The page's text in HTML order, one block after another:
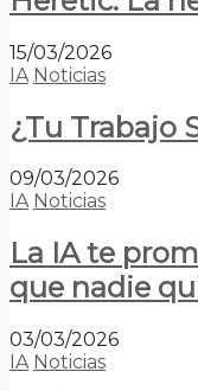
15/03/2026
IA Noticias
¿Tu Trabajo
09/03/2026
IA Noticias
La IA te
que nadie
03/03/2026
IA Noticias